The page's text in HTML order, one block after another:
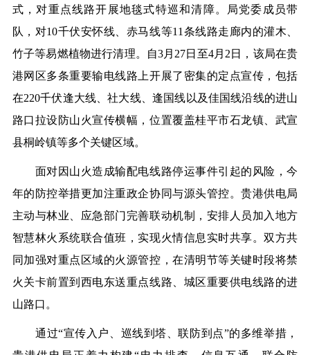
式，对重点线路开展地毯式特巡和清障。局党委成员带
队，对10千伏安怀线、赤马线等11条线路走廊内的灌木、
竹子等易燃植物进行清理。自3月27日至4月2日，该局在贵
港网区多条重要输电线路上开展了密集的定点宣传，包括
在220千伏逢大线、社大线、逢国线以及佳国线沿线的进山
路口拉设防山火宣传横幅，位置覆盖桂平市石龙镇、武宣
县桐岭镇等多个关键区域。
面对因山火造成输配电线路停运事件引起的风险，今
年的防控举措更加注重政企协同与源头管控。贵港供电局
主动与林业、应急部门完善联动机制，安排人员加入地方
智慧林火系统联合值班，实现火情信息实时共享。双方共
同加强对重点区域的火源管控，在清明节等关键时段将禁
火关卡前置到西电东送重点线路、城区重要供电线路的进
山路口。
通过“宣传入户、巡线到塔、联防到点”的多维举措，